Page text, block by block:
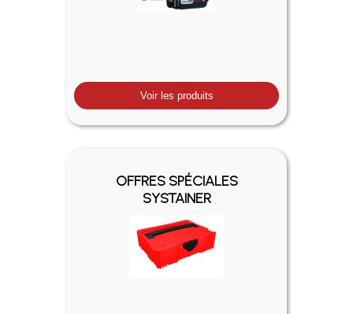
Voir les produits
OFFRES SPÉCIALES
SYSTAINER